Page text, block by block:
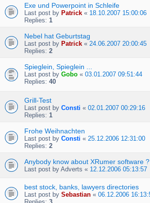
Exe und Powerpoint in Schleife
Last post by Patrick « 18.10.2007 15:00:06
Replies: 1
Nebel hat Geburtstag
Last post by Patrick « 24.06.2007 20:00:45
Replies: 2
Spieglein, Spieglein ...
Last post by Gobo « 03.01.2007 09:51:44
Replies: 40
Grill-Test
Last post by Consti « 02.01.2007 00:29:16
Replies: 1
Frohe Weihnachten
Last post by Consti « 25.12.2006 12:31:00
Replies: 2
Anybody know about XRumer software ?
Last post by Adverts « 12.12.2006 05:13:57
best stock, banks, lawyers directories
Last post by Sebastian « 06.12.2006